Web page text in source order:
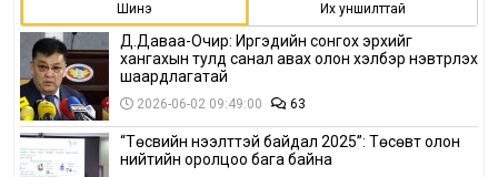
Шинэ Их уншилттай
Д.Даваа-Очир: Иргэдийн сонгох эрхийг
хангахын тулд санал авах олон хэлбэр нэвтрүүлэх
шаардлагатай
2026-06-02 09:49:00 63
“Төсвийн нээлттэй байдал 2025”: Төсөвт олон
нийтийн оролцоо бага байна